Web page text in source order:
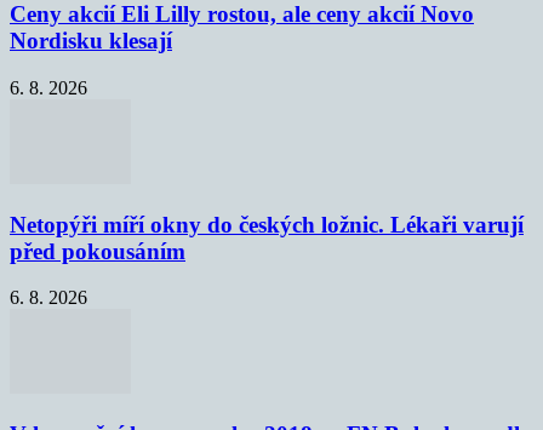
Ceny akcií Eli Lilly rostou, ale ceny akcií Novo
Nordisku klesají
6. 8. 2026
Netopýři míří okny do českých ložnic. Lékaři varují
před pokousáním
6. 8. 2026